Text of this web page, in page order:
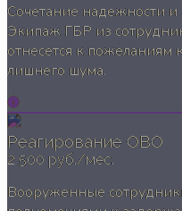
Сочетание надежности
Экипаж ГБР из
отнесется к пожеланиям
лишнего шума.
Реагирование ОВО
2 500 руб./мес.
Вооруженные